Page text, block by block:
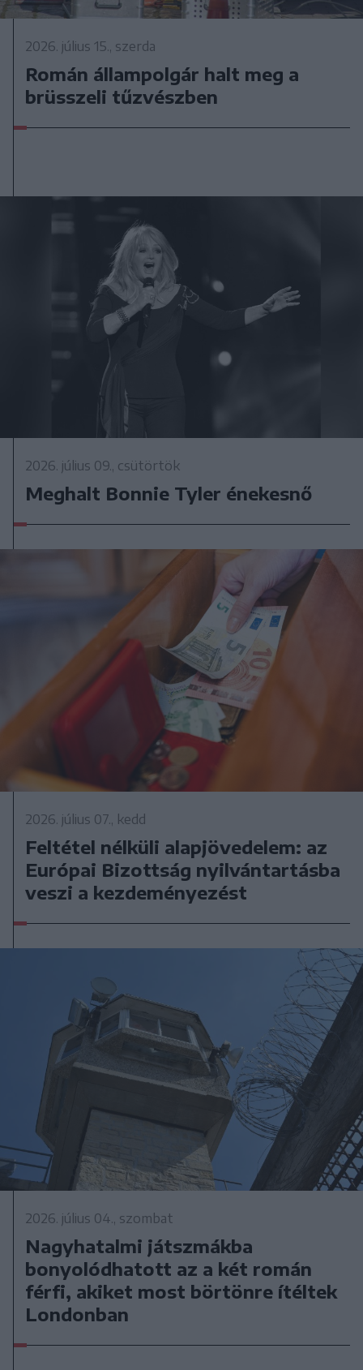
2026. július 15., szerda
Román állampolgár halt meg a
brüsszeli tűzvészben
2026. július 09., csütörtök
Meghalt Bonnie Tyler énekesnő
2026. július 07., kedd
Feltétel nélküli alapjövedelem: az
Európai Bizottság nyilvántartásba
veszi a kezdeményezést
2026. július 04., szombat
Nagyhatalmi játszmákba
bonyolódhatott az a két román
férfi, akiket most börtönre ítéltek
Londonban